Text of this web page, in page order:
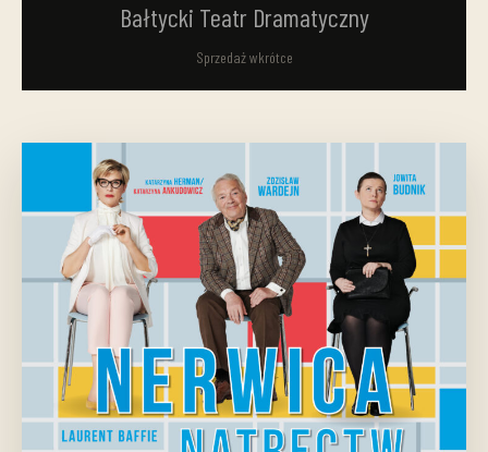
Bałtycki Teatr Dramatyczny
Sprzedaż wkrótce